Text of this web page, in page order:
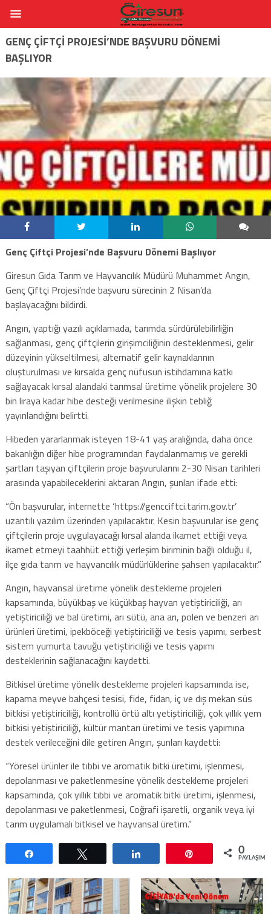
GENÇ ÇIFTÇI PROJESI’NDE BAŞVURU DÖNEMI
BAŞLIYOR
Genç Çiftçi Projesi’nde Başvuru Dönemi Başlıyor
Giresun Gıda Tarım ve Hayvancılık Müdürü Muhammet Angın,
Genç Çiftçi Projesi’nde başvuru sürecinin 2 Nisan’da
başlayacağını bildirdi.
Angın, yaptığı yazılı açıklamada, tarımda sürdürülebilirliğin
sağlanması, genç çiftçilerin girişimciliğinin desteklenmesi, gelir
düzeyinin yükseltilmesi, alternatif gelir kaynaklarının
oluşturulması ve kırsalda genç nüfusun istihdamına katkı
sağlayacak kırsal alandaki tarımsal üretime yönelik projelere 30
bin liraya kadar hibe desteği verilmesine ilişkin tebliğ
yayınlandığını belirtti.
Hibeden yararlanmak isteyen 18-41 yaş aralığında, daha önce
bakanlığın diğer hibe programından faydalanmamış ve gerekli
şartları taşıyan çiftçilerin proje başvurularını 2-30 Nisan tarihleri
arasında yapabileceklerini aktaran Angın, şunları ifade etti:
“Ön başvurular, internette ‘https://gencciftci.tarim.gov.tr’
uzantılı yazılım üzerinden yapılacaktır. Kesin başvurular ise genç
çiftçilerin proje uygulayacağı kırsal alanda ikamet ettiği veya
ikamet etmeyi taahhüt ettiği yerleşim biriminin bağlı olduğu il,
ilçe gıda tarım ve hayvancılık müdürlüklerine şahsen yapılacaktır.”
Angın, hayvansal üretime yönelik destekleme projeleri
kapsamında, büyükbaş ve küçükbaş hayvan yetiştiriciliği, arı
yetiştiriciliği ve bal üretimi, arı sütü, ana arı, polen ve benzeri arı
ürünleri üretimi, ipekböceği yetiştiriciliği ve tesis yapımı, serbest
sistem yumurta tavuğu yetiştiriciliği ve tesis yapımı
desteklerinin sağlanacağını kaydetti.
Bitkisel üretime yönelik destekleme projeleri kapsamında ise,
kapama meyve bahçesi tesisi, fide, fidan, iç ve dış mekan süs
bitkisi yetiştiriciliği, kontrollü örtü altı yetiştiriciliği, çok yıllık yem
bitkisi yetiştiriciliği, kültür mantarı üretimi ve tesis yapımına
destek verileceğini dile getiren Angın, şunları kaydetti:
“Yöresel ürünler ile tıbbi ve aromatik bitki üretimi, işlenmesi,
depolanması ve paketlenmesine yönelik destekleme projeleri
kapsamında, çok yıllık tıbbi ve aromatik bitki üretimi, işlenmesi,
depolanması ve paketlenmesi, Coğrafi işaretli, organik veya iyi
tarım uygulamalı bitkisel ve hayvansal üretim.”
0